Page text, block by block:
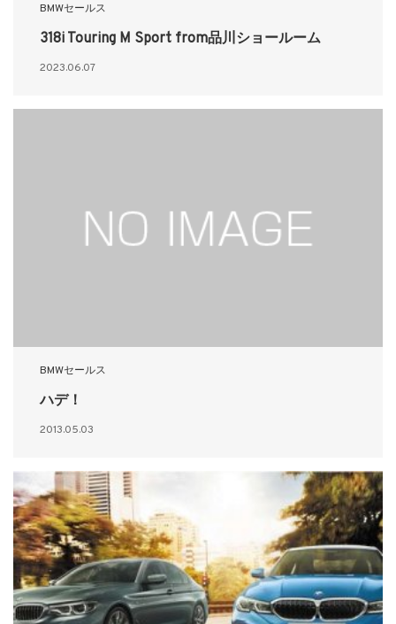
BMWセールス
318i Touring M Sport from品川ショールーム
2023.06.07
BMWセールス
ハデ！
2013.05.03